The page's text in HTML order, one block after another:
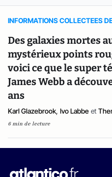
INFORMATIONS COLLECTEES
Des galaxies mortes
mystérieux points
voici ce que le super
James Webb a
ans
Karl Glazebrook, Ivo Labbe et
6 min de lecture